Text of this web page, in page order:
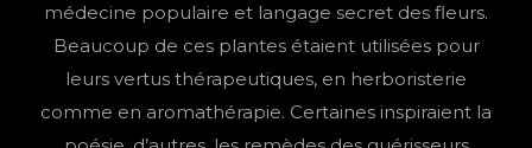
médecine populaire et langage secret des fleurs.
Beaucoup de ces plantes étaient utilisées pour
leurs vertus thérapeutiques, en herboristerie
comme en aromathérapie. Certaines inspiraient la